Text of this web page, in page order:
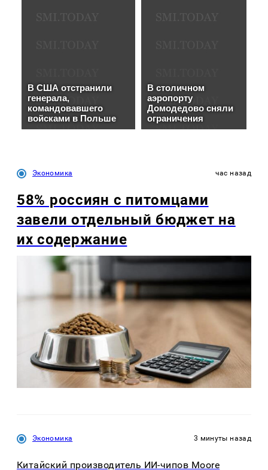
Экономика час назад
58% россиян с питомцами
завели отдельный бюджет на
их содержание
Экономика 3 минуты назад
Китайский производитель ИИ-чипов Moore